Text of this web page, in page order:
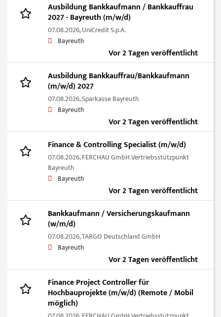
Ausbildung Bankkaufmann / Bankkauffrau
2027 - Bayreuth (m/w/d)
07.08.2026,UniCredit S.p.A.
Bayreuth
Vor 2 Tagen veröffentlicht
Ausbildung Bankkauffrau/Bankkaufmann
(m/w/d) 2027
07.08.2026,Sparkasse Bayreuth
Bayreuth
Vor 2 Tagen veröffentlicht
Finance & Controlling Specialist (m/w/d)
07.08.2026,FERCHAU GmbH Vertriebsstützpunkt
Bayreuth
Bayreuth
Vor 2 Tagen veröffentlicht
Bankkaufmann / Versicherungskaufmann
(w/m/d)
07.08.2026,TARGO Deutschland GmbH
Bayreuth
Vor 2 Tagen veröffentlicht
Finance Project Controller für
Hochbauprojekte (m/w/d) (Remote / Mobil
möglich)